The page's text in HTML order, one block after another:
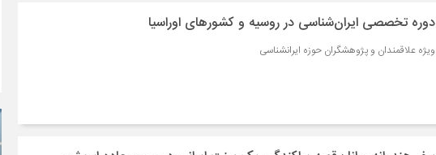
دوره تخصصی ایران‌شناسی در روسیه و کشورهای اوراسیا
ویژه علاقمندان و پژوهشگران حوزه ایرانشناسی